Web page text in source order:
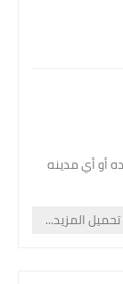
أو أي مدينه
تحميل المزيد...